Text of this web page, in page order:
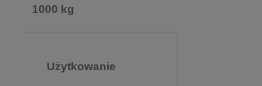
1000 kg
Użytkowanie